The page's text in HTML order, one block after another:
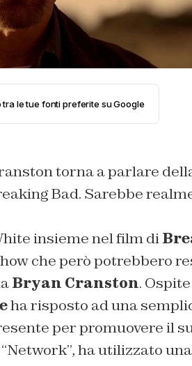
le tue fonti preferite su Google
torna a parlare
Bad. Sarebbe
insieme nel film di
che però potrebbero
Bryan Cranston.
ha risposto ad una
per promuovere il
ha utilizzato